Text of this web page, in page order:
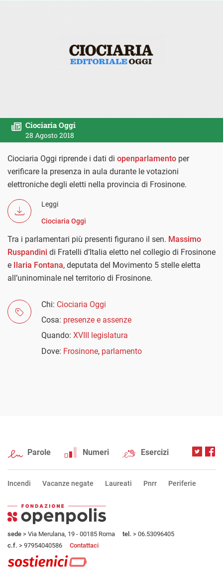
Ciociaria Oggi
28 Agosto 2018
Ciociaria Oggi riprende i dati di openparlamento per
verificare la presenza in aula durante le votazioni
elettroniche degli eletti nella provincia di Frosinone.
Leggi
Ciociaria Oggi
Tra i parlamentari più presenti figurano il sen. Massimo
Ruspandini di Fratelli d’Italia eletto nel collegio di Frosinone
e Ilaria Fontana, deputata del Movimento 5 stelle eletta
all’uninominale nel territorio di Frosinone.
Chi: Ciociaria Oggi
Cosa: presenze e assenze
Quando: XVIII legislatura
Dove: Frosinone, parlamento
Parole Numeri Esercizi
Incendi Vacanze negate Laureati Pnrr Periferie
sede > Via Merulana, 19 - 00185 Roma tel. > 06.53096405
c.f. > 97954040586 Contattaci